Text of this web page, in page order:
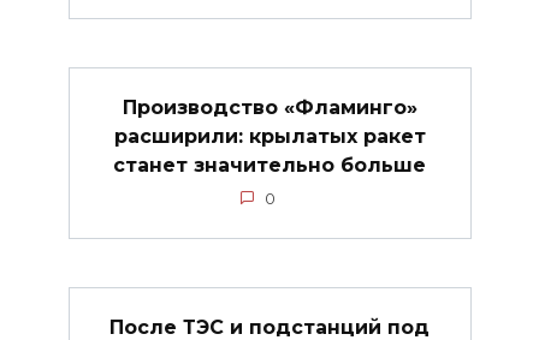
Производство «Фламинго»
расширили: крылатых ракет
станет значительно больше
0
После ТЭС и подстанций под